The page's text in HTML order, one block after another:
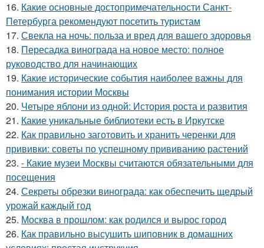
16. Какие основные достопримечательности Санкт-
Петербурга рекомендуют посетить туристам
17. Свекла на ночь: польза и вред для вашего здоровья
18. Пересадка винограда на новое место: полное
руководство для начинающих
19. Какие исторические события наиболее важны для
понимания истории Москвы
20. Четыре яблони из одной: История роста и развития
21. Какие уникальные библиотеки есть в Иркутске
22. Как правильно заготовить и хранить черенки для
прививки: советы по успешному прививанию растений
23. - Какие музеи Москвы считаются обязательными для
посещения
24. Секреты обрезки винограда: как обеспечить щедрый
урожай каждый год
25. Москва в прошлом: как родился и вырос город
26. Как правильно высушить шиповник в домашних